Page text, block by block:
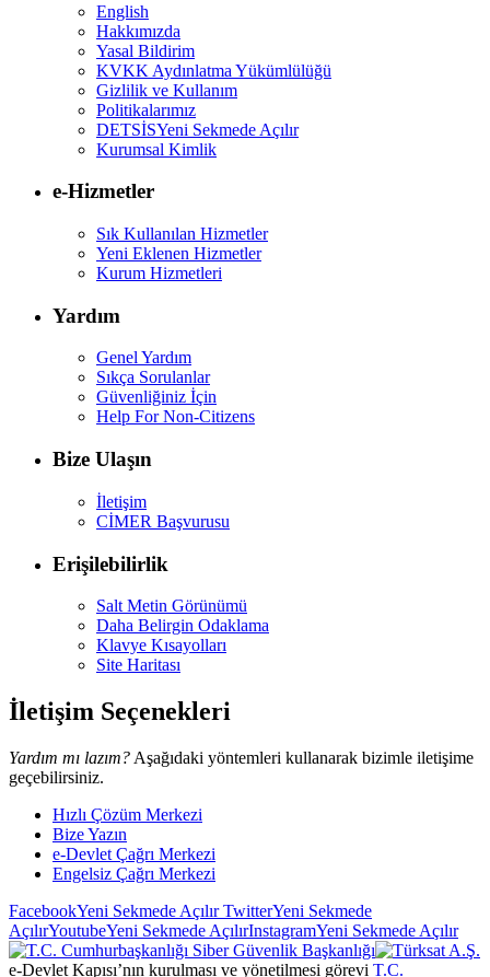
English
Hakkımızda
Yasal Bildirim
KVKK Aydınlatma Yükümlülüğü
Gizlilik ve Kullanım
Politikalarımız
DETSİSYeni Sekmede Açılır
Kurumsal Kimlik
e-Hizmetler
Sık Kullanılan Hizmetler
Yeni Eklenen Hizmetler
Kurum Hizmetleri
Yardım
Genel Yardım
Sıkça Sorulanlar
Güvenliğiniz İçin
Help For Non-Citizens
Bize Ulaşın
İletişim
CİMER Başvurusu
Erişilebilirlik
Salt Metin Görünümü
Daha Belirgin Odaklama
Klavye Kısayolları
Site Haritası
İletişim Seçenekleri
Yardım mı lazım? Aşağıdaki yöntemleri kullanarak bizimle iletişime
geçebilirsiniz.
Hızlı Çözüm Merkezi
Bize Yazın
e-Devlet Çağrı Merkezi
Engelsiz Çağrı Merkezi
FacebookYeni Sekmede AçılırTwitterYeni Sekmede
AçılırYoutubeYeni Sekmede AçılırInstagramYeni Sekmede Açılır
e-Devlet Kapısı’nın kurulması ve yönetilmesi görevi T.C.